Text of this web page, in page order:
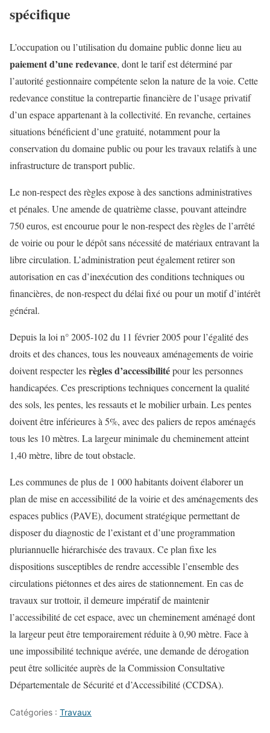
spécifique
L’occupation ou l’utilisation du domaine public donne lieu au
paiement d’une redevance, dont le tarif est déterminé par
l’autorité gestionnaire compétente selon la nature de la voie. Cette
redevance constitue la contrepartie financière de l’usage privatif
d’un espace appartenant à la collectivité. En revanche, certaines
situations bénéficient d’une gratuité, notamment pour la
conservation du domaine public ou pour les travaux relatifs à une
infrastructure de transport public.
Le non-respect des règles expose à des sanctions administratives
et pénales. Une amende de quatrième classe, pouvant atteindre
750 euros, est encourue pour le non-respect des règles de l’arrêté
de voirie ou pour le dépôt sans nécessité de matériaux entravant la
libre circulation. L’administration peut également retirer son
autorisation en cas d’inexécution des conditions techniques ou
financières, de non-respect du délai fixé ou pour un motif d’intérêt
général.
Depuis la loi n° 2005-102 du 11 février 2005 pour l’égalité des
droits et des chances, tous les nouveaux aménagements de voirie
doivent respecter lesrègles d’accessibilitépour les personnes
handicapées. Ces prescriptions techniques concernent la qualité
des sols, les pentes, les ressauts et le mobilier urbain. Les pentes
doivent être inférieures à 5%, avec des paliers de repos aménagés
tous les 10 mètres. La largeur minimale du cheminement atteint
1,40 mètre, libre de tout obstacle.
Les communes de plus de 1 000 habitants doivent élaborer un
plan de mise en accessibilité de la voirie et des aménagements des
espaces publics (PAVE), document stratégique permettant de
disposer du diagnostic de l’existant et d’une programmation
pluriannuelle hiérarchisée des travaux. Ce plan fixe les
dispositions susceptibles de rendre accessible l’ensemble des
circulations piétonnes et des aires de stationnement. En cas de
travaux sur trottoir, il demeure impératif de maintenir
l’accessibilité de cet espace, avec un cheminement aménagé dont
la largeur peut être temporairement réduite à 0,90 mètre. Face à
une impossibilité technique avérée, une demande de dérogation
peut être sollicitée auprès de la Commission Consultative
Départementale de Sécurité et d’Accessibilité (CCDSA).
Catégories : Travaux